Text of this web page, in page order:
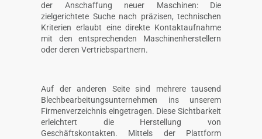
der Anschaffung neuer Maschinen: Die
zielgerichtete Suche nach präzisen, technischen
Kriterien erlaubt eine direkte Kontaktaufnahme
mit den entsprechenden Maschinenherstellern
oder deren Vertriebspartnern.
Auf der anderen Seite sind mehrere tausend
Blechbearbeitungsunternehmen ins unserem
Firmenverzeichnis eingetragen. Diese Sichtbarkeit
erleichtert die Herstellung von
Geschäftskontakten. Mittels der Plattform